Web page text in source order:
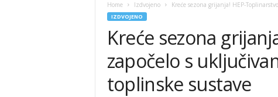
Home Izdvojeno Kreće sezona grijanja! HEP-
IZDVOJENO
Kreće sezona
započelo s
toplinske sustave